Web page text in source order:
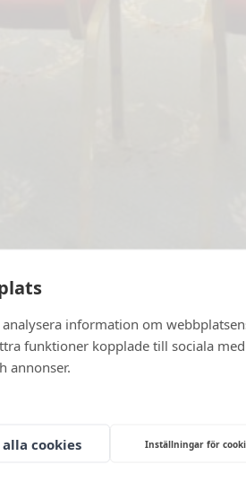
information om
funktioner kopplade till sociala
annonser.
cookies Inställningar för
59 kvm
Projektor med